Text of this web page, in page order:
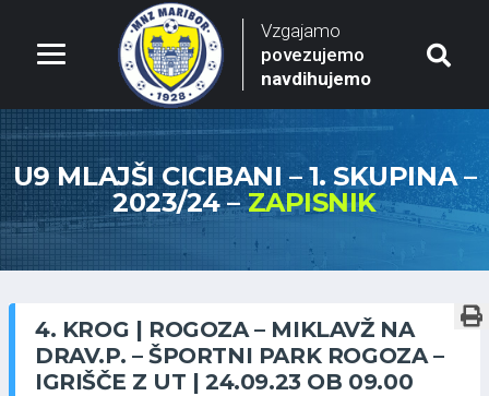
Vzgajamo
povezujemo
navdihujemo
U9 MLAJŠI CICIBANI – 1. SKUPINA –
2023/24 –ZAPISNIK
4. KROG | ROGOZA – MIKLAVŽ NA
DRAV.P. – ŠPORTNI PARK ROGOZA –
IGRIŠČE Z UT | 24.09.23 OB 09.00